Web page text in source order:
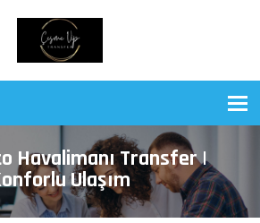
Havalimanı Transfer |
Ulaşım